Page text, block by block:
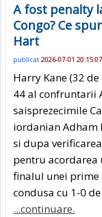
A fost penalty
Congo? Ce
Hart
publicat 2026-07-01 20:15:07
Harry Kane (32
44 al confruntarii
saisprezecimile
iordanian Adham
si dupa
pentru acordarea
finalul unei prime
condusa cu 1-0 de
...continuare.